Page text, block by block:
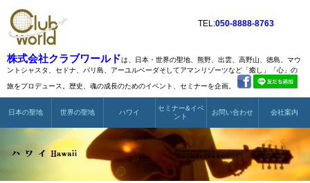
株式会社クラブワールドは、日本・世界の聖地、熊野、出雲、高野山、徳島、マウ
ントシャスタ、 セドナ、バリ島、アーユルベーダそしてアマンリゾーツなど 「癒し」「心」の
旅をプロデュース。歴史、魂の成長のためのイベント、セミナーを企画。
TEL:050-8888-8763
日本の聖地 世界の聖地 ハワイ
セミナー&イベ
ント
お問い合わせ 会社案内